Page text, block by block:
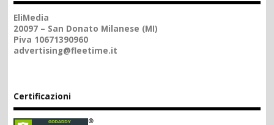
EliMedia
20097 – San Donato Milanese (MI)
Piva 10671390960
advertising@fleetime.it
Certificazioni